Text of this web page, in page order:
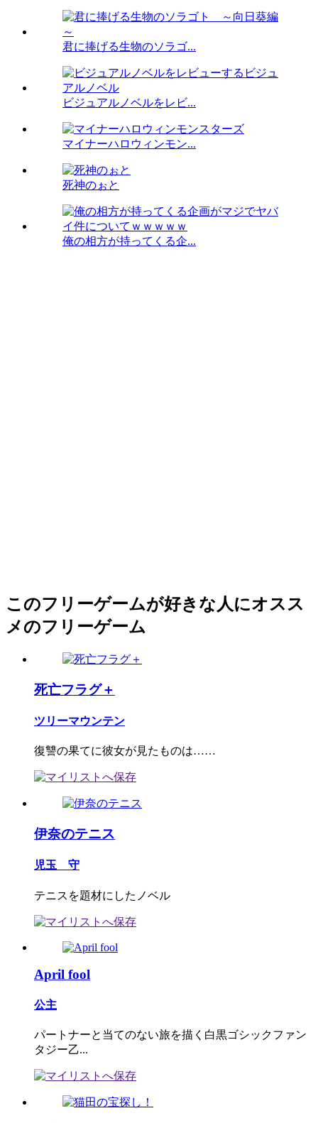
君に捧げる生物のソラゴ...
ビジュアルノベルをレビ...
マイナーハロウィンモン...
死神のぉと
俺の相方が持ってくる企...
このフリーゲームが好きな人にオスス
メのフリーゲーム
死亡フラグ＋
ツリーマウンテン
復讐の果てに彼女が見たものは……
伊奈のテニス
児玉 守
テニスを題材にしたノベル
April fool
公主
パートナーと当てのない旅を描く白黒ゴシックファン
タジー乙...